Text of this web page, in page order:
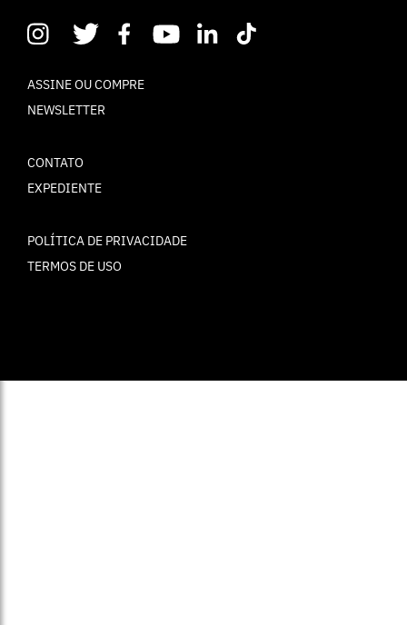
ASSINE OU COMPRE
NEWSLETTER
CONTATO
EXPEDIENTE
POLÍTICA DE PRIVACIDADE
TERMOS DE USO